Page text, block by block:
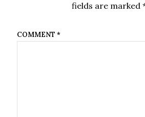
fields are marked
COMMENT *